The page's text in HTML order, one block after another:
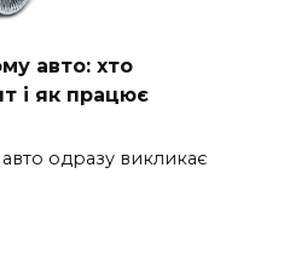
авто: хто
і як працює
одразу викликає